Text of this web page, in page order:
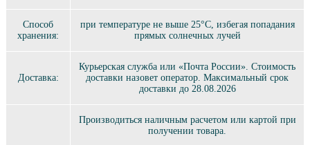
Способ
хранения:
при температуре не выше 25°C, избегая попадания
прямых солнечных лучей
Доставка:
Курьерская служба или «Почта России». Стоимость
доставки назовет оператор. Максимальный срок
доставки до 28.08.2026
Производиться наличным расчетом или картой при
получении товара.